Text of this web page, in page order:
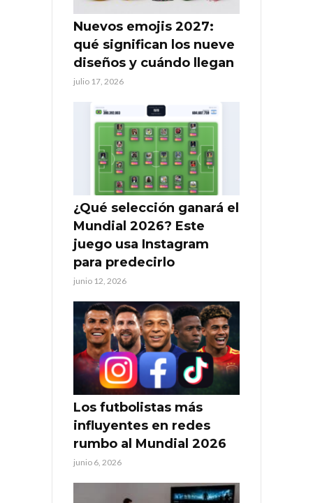
Nuevos emojis 2027:
qué significan los nueve
diseños y cuándo llegan
julio 17, 2026
¿Qué selección ganará el
Mundial 2026? Este
juego usa Instagram
para predecirlo
junio 12, 2026
Los futbolistas más
influyentes en redes
rumbo al Mundial 2026
junio 6, 2026